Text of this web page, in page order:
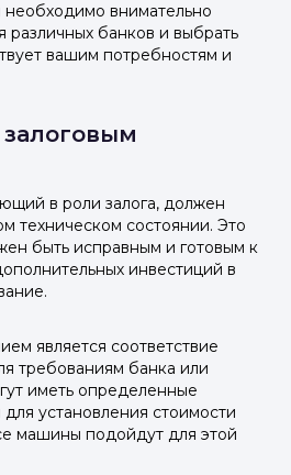
внимательно
различных банков и выбрать
вашим потребностям и
в роли залога, должен
техническом состоянии. Это
быть исправным и готовым к
инвестиций в
является соответствие
требованиям банка или
иметь определенные
установления стоимости
машины подойдут для этой